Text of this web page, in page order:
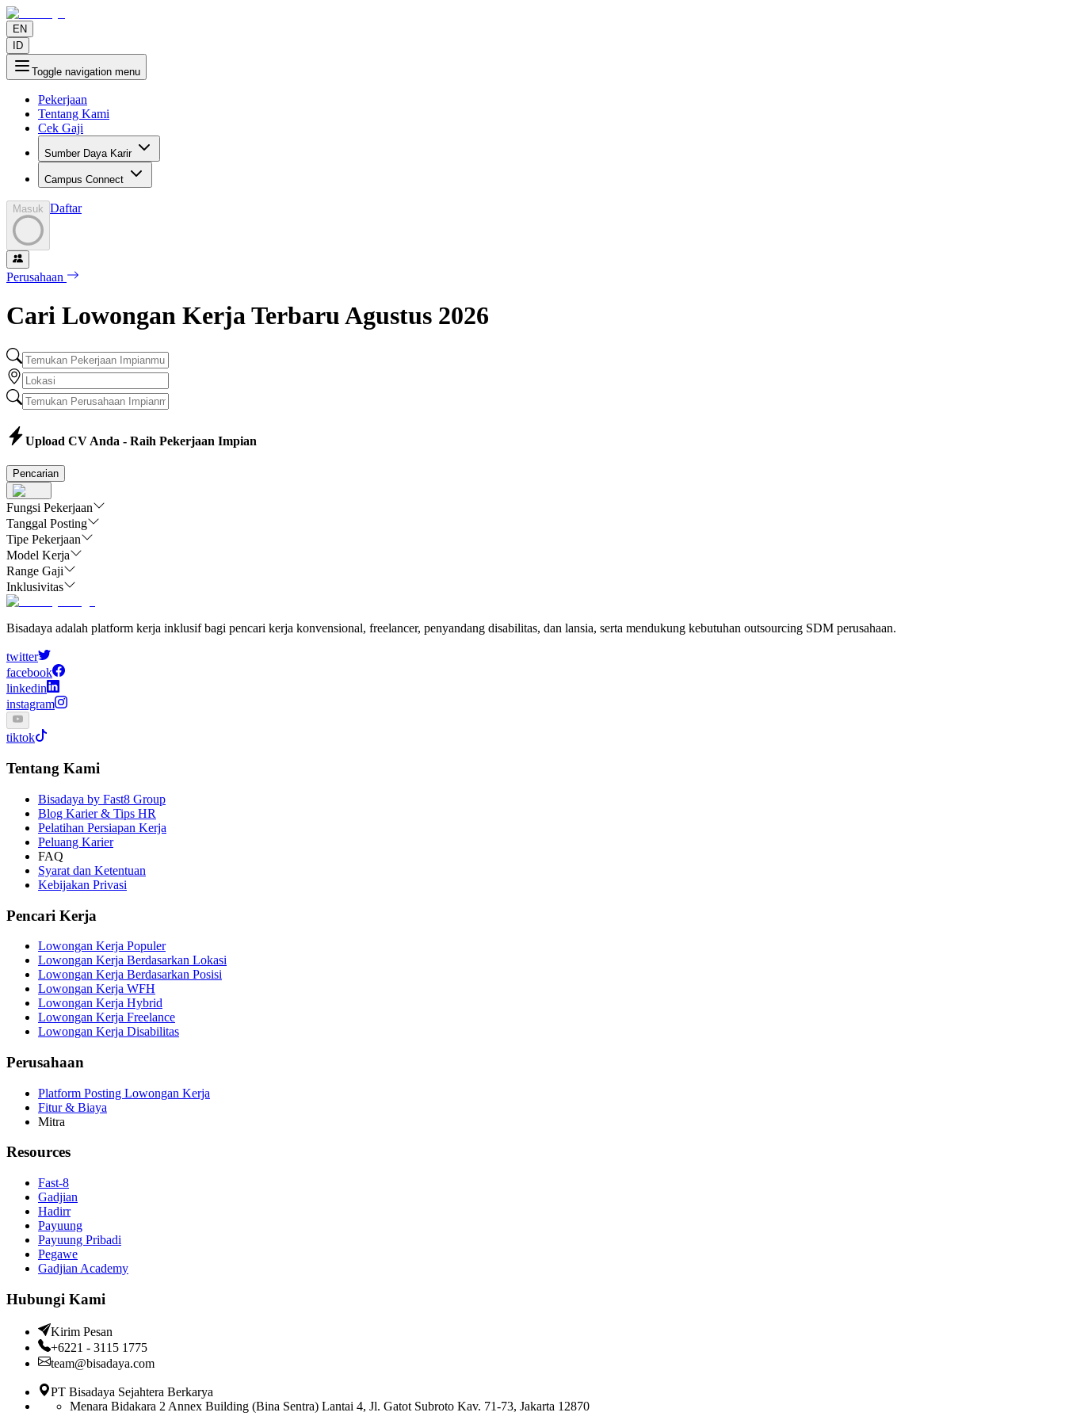
EN
ID
Toggle navigation menu
Pekerjaan
Tentang Kami
Cek Gaji
Sumber Daya Karir
Campus Connect
Masuk Daftar
Perusahaan
Cari Lowongan Kerja TerbaruAgustus 2026
Upload CV Anda - Raih Pekerjaan Impian
Pencarian
Fungsi Pekerjaan
Tanggal Posting
Tipe Pekerjaan
Model Kerja
Range Gaji
Inklusivitas
Bisadaya adalah platform kerja inklusif bagi pencari kerja konvensional, freelancer, penyandang disabilitas, dan lansia, serta mendukung kebutuhan outsourcing SDM perusahaan.
twitter
facebook
linkedin
instagram
tiktok
Tentang Kami
Bisadaya by Fast8 Group
Blog Karier & Tips HR
Pelatihan Persiapan Kerja
Peluang Karier
FAQ
Syarat dan Ketentuan
Kebijakan Privasi
Pencari Kerja
Lowongan Kerja Populer
Lowongan Kerja Berdasarkan Lokasi
Lowongan Kerja Berdasarkan Posisi
Lowongan Kerja WFH
Lowongan Kerja Hybrid
Lowongan Kerja Freelance
Lowongan Kerja Disabilitas
Perusahaan
Platform Posting Lowongan Kerja
Fitur & Biaya
Mitra
Resources
Fast-8
Gadjian
Hadirr
Payuung
Payuung Pribadi
Pegawe
Gadjian Academy
Hubungi Kami
Kirim Pesan
+6221 - 3115 1775
team@bisadaya.com
PT Bisadaya Sejahtera Berkarya
Menara Bidakara 2 Annex Building (Bina Sentra) Lantai 4, Jl. Gatot Subroto Kav. 71-73, Jakarta 12870